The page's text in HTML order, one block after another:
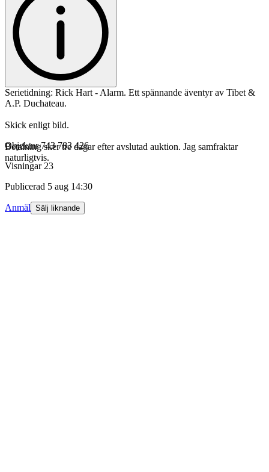
Serietidning: Rick Hart - Alarm. Ett spännande äventyr av Tibet &
A.P. Duchateau.
Skick enligt bild.
Betalning sker tre dagar efter avslutad auktion. Jag samfraktar
naturligtvis.
Objektnr 743 783 426
Visningar 23
Publicerad 5 aug 14:30
Anmäl Sälj liknande